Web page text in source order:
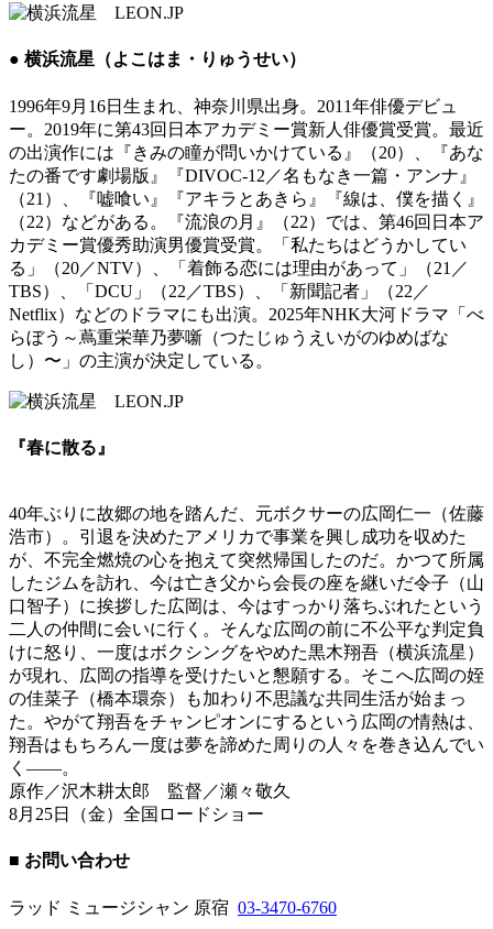
● 横浜流星（よこはま・りゅうせい）
1996年9月16日生まれ、神奈川県出身。2011年俳優デビュ
ー。2019年に第43回日本アカデミー賞新人俳優賞受賞。最近
の出演作には『きみの瞳が問いかけている』（20）、『あな
たの番です劇場版』『DIVOC-12／名もなき一篇・アンナ』
（21）、『嘘喰い』『アキラとあきら』『線は、僕を描く』
（22）などがある。『流浪の月』（22）では、第46回日本ア
カデミー賞優秀助演男優賞受賞。「私たちはどうかしてい
る」（20／NTV）、「着飾る恋には理由があって」（21／
TBS）、「DCU」（22／TBS）、「新聞記者」（22／
Netflix）などのドラマにも出演。2025年NHK大河ドラマ「べ
らぼう～蔦重栄華乃夢噺（つたじゅうえいがのゆめばな
し）〜」の主演が決定している。
『春に散る』
40年ぶりに故郷の地を踏んだ、元ボクサーの広岡仁一（佐藤
浩市）。引退を決めたアメリカで事業を興し成功を収めた
が、不完全燃焼の心を抱えて突然帰国したのだ。かつて所属
したジムを訪れ、今は亡き父から会長の座を継いだ令子（山
口智子）に挨拶した広岡は、今はすっかり落ちぶれたという
二人の仲間に会いに行く。そんな広岡の前に不公平な判定負
けに怒り、一度はボクシングをやめた黒木翔吾（横浜流星）
が現れ、広岡の指導を受けたいと懇願する。そこへ広岡の姪
の佳菜子（橋本環奈）も加わり不思議な共同生活が始まっ
た。やがて翔吾をチャンピオンにするという広岡の情熱は、
翔吾はもちろん一度は夢を諦めた周りの人々を巻き込んでい
く——。
原作／沢木耕太郎 監督／瀬々敬久
8月25日（金）全国ロードショー
■ お問い合わせ
ラッド ミュージシャン 原宿 03-3470-6760